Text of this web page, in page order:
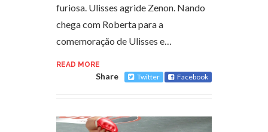
furiosa. Ulisses agride Zenon. Nando
chega com Roberta para a
comemoração de Ulisses e…
READ MORE
Share Twitter Facebook